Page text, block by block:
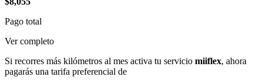
Pago total
Ver completo
Si recorres más kilómetros al mes activa tu servicio miiflex, ahora
pagarás una tarifa preferencial de